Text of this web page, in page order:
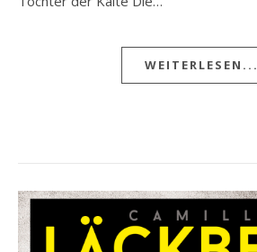
WEITERLESEN...